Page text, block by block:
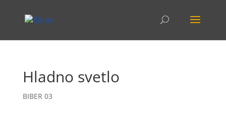
Hladno svetlo
BIBER 03